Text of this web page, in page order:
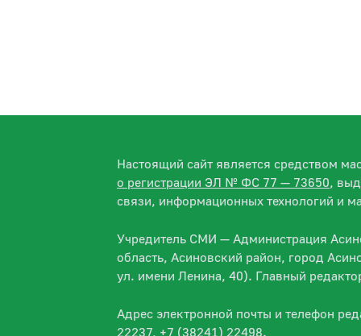
Настоящий сайт является средством
о регистрации ЭЛ № ФС 77 — 73650,
связи, информационных технологий и
Учредитель СМИ — Администрация
область, Асиновский район, город
ул. имени Ленина, 40). Главный
Адрес электронной почты и телефон
22237, +7 (38241) 22498.